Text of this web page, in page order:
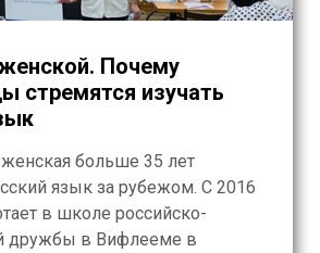
Почему
стремятся изучать
больше 35 лет
язык за рубежом. С 2016
в школе российско-
дружбы в Вифлееме в